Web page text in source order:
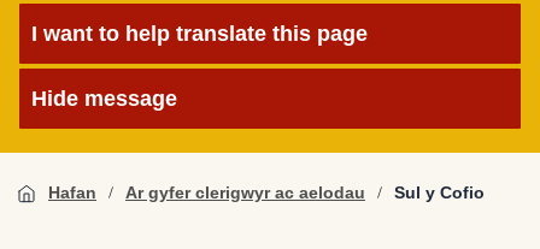
I want to help translate this page
Hide message
Hafan Ar gyfer clerigwyr ac aelodau Sul y Cofio